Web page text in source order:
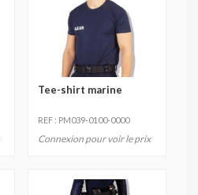
Tee-shirt marine
REF : PM039-0100-0000
Connexion pour voir le prix